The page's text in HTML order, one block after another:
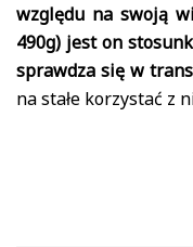
względu na swoją
490g) jest on
sprawdza się w
na stałe korzystać z